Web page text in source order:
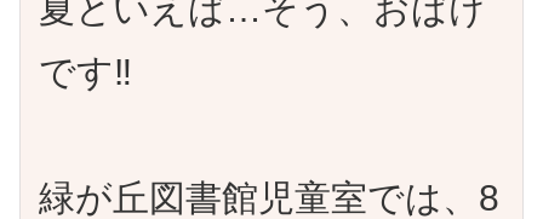
夏といえば…そう、おばけ
です‼
緑が丘図書館児童室では、8